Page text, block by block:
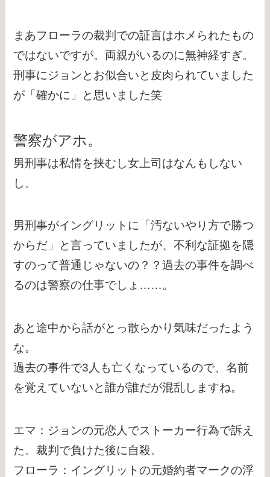
まあフローラの裁判での証言はホメられたもの
ではないですが。両親がいるのに無神経すぎ。
刑事にジョンとお似合いと皮肉られていました
が「確かに」と思いました笑
警察がアホ。
男刑事は私情を挟むし女上司はなんもしない
し。
男刑事がイングリットに「汚ないやり方で勝つ
からだ」と言っていましたが、不利な証拠を隠
すのって普通じゃないの？？過去の事件を調べ
るのは警察の仕事でしょ……。
あと途中から話がとっ散らかり気味だったよう
な。
過去の事件で3人も亡くなっているので、名前
を覚えていないと誰が誰だが混乱しますね。
エマ：ジョンの元恋人でストーカー行為で訴え
た。裁判で負けた後に自殺。
フローラ：イングリットの元婚約者マークの浮